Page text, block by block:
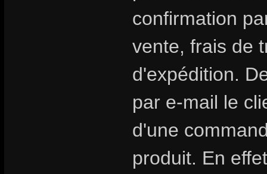
confirmation
vente, frais de
d'expédition.
par e-mail le
d'une
produit. En